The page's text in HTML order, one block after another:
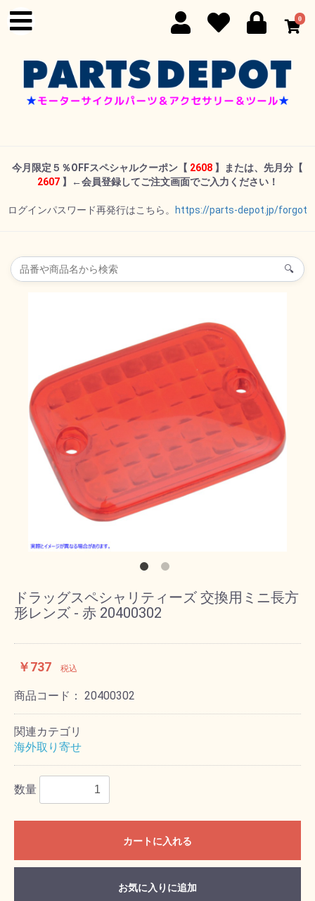
0
今月限定５％OFFスペシャルクーポン 【 2608 】または、先月分【
2607】←会員登録してご注文画面でご入力ください！
ログインパスワード再発行はこちら。 https://parts-depot.jp/forgot
🔍
ドラッグスペシャリティーズ 交換用ミニ長方
形レンズ - 赤 20400302
￥737 税込
商品コード： 20400302
関連カテゴリ
海外取り寄せ
数量
カートに入れる
お気に入りに追加